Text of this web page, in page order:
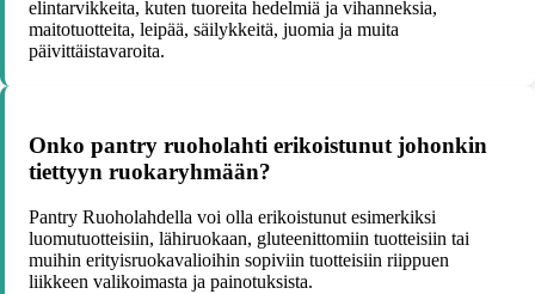
elintarvikkeita, kuten tuoreita hedelmiä ja vihanneksia,
maitotuotteita, leipää, säilykkeitä, juomia ja muita
päivittäistavaroita.
Onko pantry ruoholahti erikoistunut johonkin
tiettyyn ruokaryhmään?
Pantry Ruoholahdella voi olla erikoistunut esimerkiksi
luomutuotteisiin, lähiruokaan, gluteenittomiin tuotteisiin tai
muihin erityisruokavalioihin sopiviin tuotteisiin riippuen
liikkeen valikoimasta ja painotuksista.